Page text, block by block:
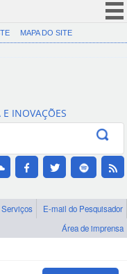
(COVID-19)
Canais
MAPA DO SITE
INOVAÇÕES
Serviços
E-mail do Pesquisador
Área de imprensa